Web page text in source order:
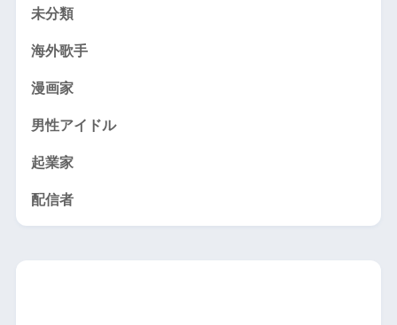
未分類
海外歌手
漫画家
男性アイドル
起業家
配信者